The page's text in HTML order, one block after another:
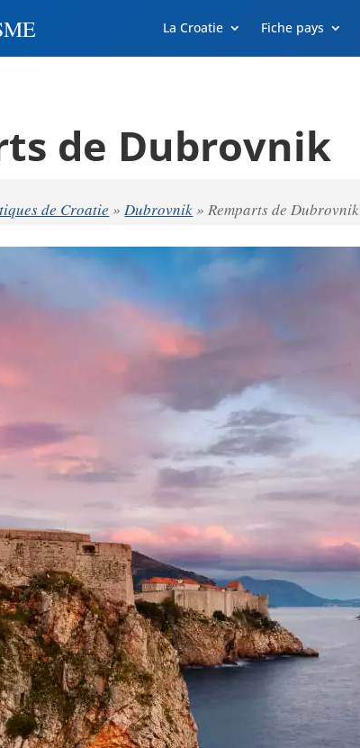
La Croatie Fiche pays
de Dubrovnik
de Croatie »Dubrovnik»Remparts de Dubrovnik